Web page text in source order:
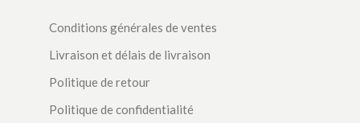
Conditions générales de ventes
Livraison et délais de livraison
Politique de retour
Politique de confidentialité